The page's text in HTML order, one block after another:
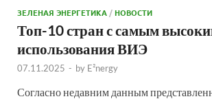
ЗЕЛЕНАЯ ЭНЕРГЕТИКА /НОВОСТИ
Топ-10 стран с самым
использования ВИЭ
07.11.2025 - by E²nergy
Согласно недавним данным